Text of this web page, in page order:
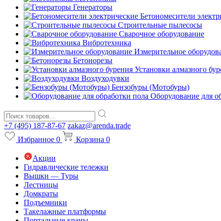
Генераторы
Бетономесители
Строительные пылесосы
Сварочное оборудование
Вибротехника
Измерительное
Бетонорезы
Установки алмазного
Воздуходувки
Бензобуры (Мотобуры)
Оборудование для
+7 (495) 187-87-67 zakaz@arenda.trade
Избранное 0 Корзина 0
Акции
Гидравлические тележки
Вышки — Туры
Лестницы
Домкраты
Подъемники
Такелажные платформы